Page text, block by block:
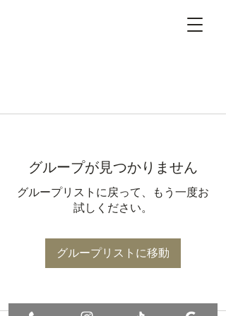
グループが見つかりません
グループリストに戻って、もう一度お
試しください。
グループリストに移動